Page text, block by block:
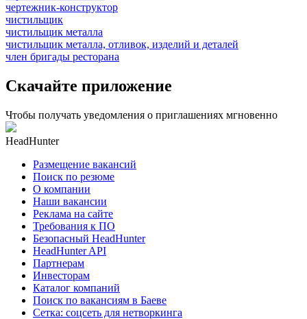
чертежник-конструктор
чистильщик
чистильщик металла
чистильщик металла, отливок, изделий и деталей
член бригады ресторана
Скачайте приложение
Чтобы получать уведомления о приглашениях мгновенно
HeadHunter
Размещение вакансий
Поиск по резюме
О компании
Наши вакансии
Реклама на сайте
Требования к ПО
Безопасный HeadHunter
HeadHunter API
Партнерам
Инвесторам
Каталог компаний
Поиск по вакансиям в Баеве
Сетка: соцсеть для нетворкинга